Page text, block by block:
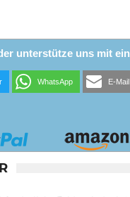
unterstütze uns mit
WhatsApp E-Mail